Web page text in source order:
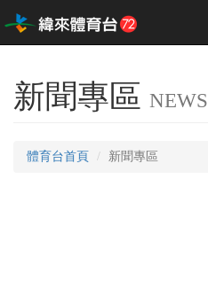
新聞專區 NEWS
體育台首頁 新聞專區